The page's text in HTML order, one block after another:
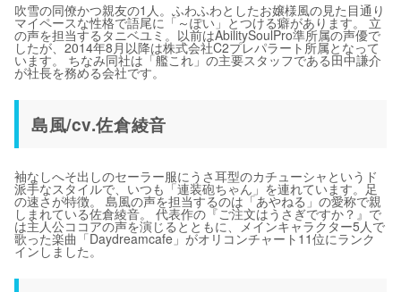
吹雪の同僚かつ親友の1人。ふわふわとしたお嬢様風の見た目通り
マイペースな性格で語尾に「～ぽい」とつける癖があります。 立
の声を担当するタニベユミ。以前はAbilitySoulPro準所属の声優で
したが、2014年8月以降は株式会社C2プレパラート所属となって
います。 ちなみ同社は「艦これ」の主要スタッフである田中謙介
が社長を務める会社です。
島風/cv.佐倉綾音
袖なしへそ出しのセーラー服にうさ耳型のカチューシャというド
派手なスタイルで、いつも「連装砲ちゃん」を連れています。足
の速さが特徴。 島風の声を担当するのは「あやねる」の愛称で親
しまれている佐倉綾音。 代表作の『ご注文はうさぎですか？』で
は主人公ココアの声を演じるとともに、メインキャラクター5人で
歌った楽曲「Daydreamcafe」がオリコンチャート11位にランク
インしました。